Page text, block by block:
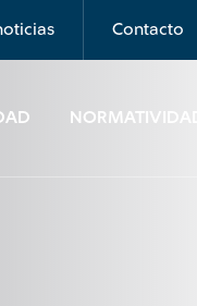
Contacto
NORMATIVIDAD